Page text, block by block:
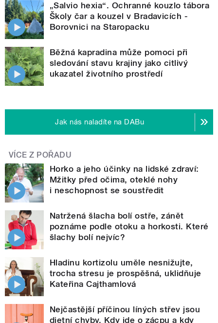
„Salvio hexia“. Ochranné kouzlo tábora
Školy čar a kouzel v Bradavicích -
Borovnici na Staropacku
Běžná kapradina může pomoci při
sledování stavu krajiny jako citlivý
ukazatel životního prostředí
Jak nás naladíte na DABu
VÍCE Z POŘADU
Horko a jeho účinky na lidské zdraví:
Mžitky před očima, oteklé nohy
i neschopnost se soustředit
Natržená šlacha bolí ostře, zánět
poznáme podle otoku a horkosti. Které
šlachy bolí nejvíc?
Hladinu kortizolu uměle nesnižujte,
trocha stresu je prospěšná, uklidňuje
Kateřina Cajthamlová
Nejčastější příčinou líných střev jsou
dietní chyby. Kdy jde o zácpu a kdy